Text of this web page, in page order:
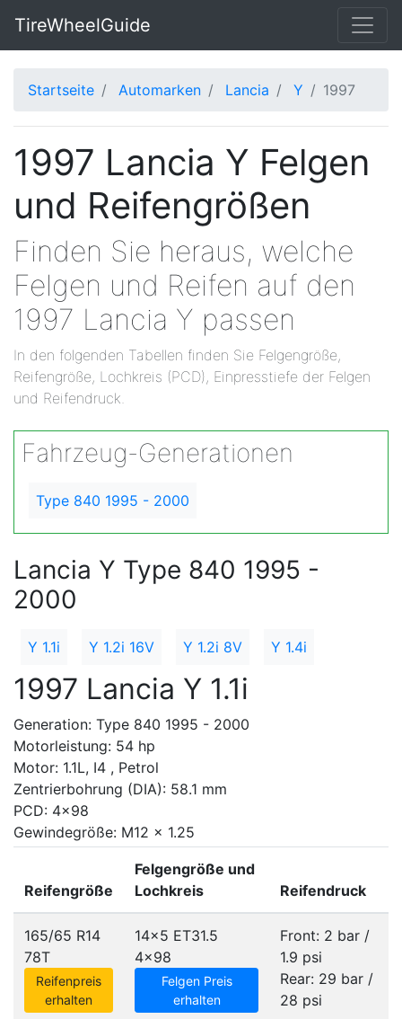
TireWheelGuide
Startseite Automarken Lancia Y 1997
1997 Lancia Y Felgen
und Reifengrößen
Finden Sie heraus, welche
Felgen und Reifen auf den
1997 Lancia Y passen
In den folgenden Tabellen finden Sie Felgengröße,
Reifengröße, Lochkreis (PCD), Einpresstiefe der Felgen
und Reifendruck.
Fahrzeug-Generationen
Type 840 1995 - 2000
Lancia Y Type 840 1995 -
2000
Y 1.1i Y 1.2i 16V Y 1.2i 8V Y 1.4i
1997 Lancia Y 1.1i
Generation: Type 840 1995 - 2000
Motorleistung: 54 hp
Motor: 1.1L, I4 , Petrol
Zentrierbohrung (DIA): 58.1 mm
PCD: 4x98
Gewindegröße: M12 x 1.25
Reifengröße
Felgengröße und
Lochkreis
Reifendruck
165/65 R14
78T
Reifenpreis
erhalten
14x5 ET31.5
4x98
Felgen Preis
erhalten
Front: 2 bar /
1.9 psi
Rear: 29 bar /
28 psi